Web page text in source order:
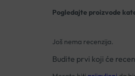
Pogledajte proizvode
Još nema recenzija.
Budite prvi koji će